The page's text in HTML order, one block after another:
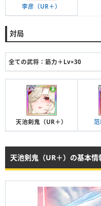
李彦（UR＋）
対局
全ての武将：筋力＋Lv×30
天池剣鬼（UR＋） 范
天池剣鬼（UR＋）の基本情